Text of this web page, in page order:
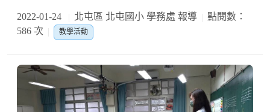
2022-01-24 北屯區 北屯國小 學務處 報導
點閱數：
586 次
教學活動